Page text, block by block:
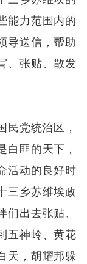
能力范围内的
导送信，帮助
、张贴、散发
民党统治区，
白匪的天下，
活动的良好时
三乡苏维埃政
出去张贴、
五神岭、黄花
天，胡耀邦躲